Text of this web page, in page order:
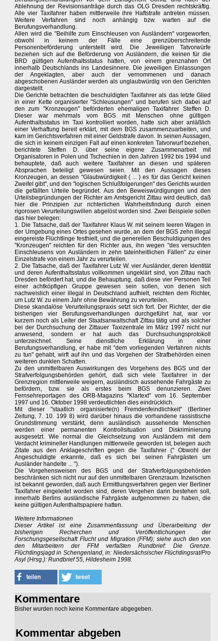
Ablehnung der Revisionsanträge durch das OLG Dresden rechtskräftig.
Alle vier Taxifahrer haben mittlerweile ihre Haftstrafe antreten müssen.
Weitere Verfahren sind noch anhängig bzw. warten auf die
Berufungsverhandlung.
Allen wird die "Beihilfe zum Einschleusen von Ausländern" vorgeworfen,
obwohl in keinem der Fälle eine grenzüberschreitende
Personenbeförderung unterstellt wird. Die Jeweiligen Tatvorwürfe
beziehen sich auf die Beförderung von Ausländern, die keinen für die
BRD gültigen Aufenthaltsstatus hatten, von einem grenznahen Ort
innerhalb Deutschlands ins Landesinnere. Die jeweiligen Einlassungen
der Angeklagten, aber auch der vernommenen und danach
abgeschobenen Ausländer werden als unglaubwürdig von den Gerichten
dargestellt.
Die Gerichte betrachten die beschuldigten Taxifahrer als das letzte Glied
in einer Kette organisierter "Schleusungen" und berufen sich dabei auf
den zum "Kronzeugen" beförderten ehemaligen Taxifahrer Steffen D.
Dieser war mehrmals vom BGS mit Menschen ohne gültigen
Aufenthaltsstatus im Taxi kontrolliert worden, hatte sich aber anläßlich
einer Verhaftung bereit erklärt, mit dem BGS zusammenzuarbeiten, und
kam im Gerichtsverfahren mit einer Geldstrafe davon. In seinen Aussagen,
die sich in keinem einzigen Fall auf einen konkreten Tatvorwurf beziehen,
berichtete Steffen D. über seine eigene Zusammenarbeit mit
Organisatoren in Polen und Tschechien in den Jahren 1992 bis 1994 und
behauptete, daß auch weitere Taxifahrer an diesen und späteren
Absprachen beteiligt gewesen seien. Mit den Aussagen dieses
Kronzeugen, an dessen "Glaubwürdigkeit ( ... ) es für das Gericht keinen
Zweifel gibt", und den "logischen Schlußfolgerungen" des Gerichts wurden
die gefällten Urteile begründet. Aus den Beweiswürdigungen und den
Urteilsbegründungen der Richter am Amtsgericht Zittau wird deutlich, daß
hier die Prinzipien zur richterlichen Wahrheitsfindung durch einen
rigorosen Verurteilungswillen abgelöst worden sind. Zwei Beispiele sollen
das hier belegen:
1. Die Tatsache, daß der Taxifahrer Klaus W. mit seinem leeren Wagen in
der Umgebung eines Ortes gesehen wurde, an dem der BGS zehn illegal
eingereiste Flüchtlinge festhielt, und die generellen Beschuldigungen des
"Kronzeugen" reichten für den Richter aus, ihn wegen "des versuchten
Einschleusens von Ausländern in zehn tateinheitlichen Fällen" zu einer
Einzelstrafe von einem Jahr zu verurteilen.
2. Die Tatsache, daß der Taxifahrer Lutz W. vier Ausländer, deren Identität
und deren Aufenthaltsstatus vollkommen ungeklärt sind, von Zittau nach
Dresden befördert hat, und die Behauptung, daß diese vier Personen Teil
einer achtköpfigen Gruppe gewesen sein sollen, von denen sich
nachweislich einer illegal in Deutschland aufhielt, reichten dem Richter,
um Lutz W. zu einem Jahr ohne Bewährung zu verurteilen.
Diese skandalöse Verurteilungspraxis setzt sich fort. Der Richter, der die
bisherigen vier Berufungsverhandlungen durchgeführt hat, war vor
kurzem noch als Leiter der Staatsanwaltschaft Zittau tätig und als solcher
bei der Durchsuchung der Zittauer Taxizentrale im März 1997 nicht nur
anwesend, sondern er hat auch das Durchsuchungsprotokoll
unterzeichnet. Seine dienstliche Erklärung in einer
Berufungsverhandlung, er habe mit "dem vorliegenden Verfahren nichts
zu tun" gehabt, wirft auf ihn und das Vorgehen der Strafbehörden einen
weiteren dunklen Schatten.
Zu den unmittelbaren Auswirkungen des Vorgehens des BGS und der
Strafverfolgungsbehörden gehört, daß sich viele Taxifahrer in der
Grenzregion mittlerweile weigern, ausländisch aussehende Fahrgäste zu
befördern, bzw. sie als erstes beim BGS denunzieren. Zwei
Fernsehreportagen des ORB-Magazins "Klartext" vom 16. September
1997 und 16. Oktober 1998 verdeutlichten dies eindrücklich.
Mit dieser "staatlich organisierte(n) Fremdenfeindlichkeit" (Berliner
Zeitung, 7. 10. 199 8) wird darüber hinaus die vorhandene rassistische
Grundstimmung verstärkt, denn ausländisch aussehende Menschen
werden einer permanenten Kontrollsituation und Diskriminierung
ausgesetzt. Wie normal die Gleichsetzung von Ausländern mit dem
Verdacht krimineller Handlungen mittlerweile geworden ist, belegen auch
Zitate aus den Anklageschriften gegen die Taxifahrer (" Obwohl der
Angeschuldigte erkannte, daß es sich bei seinen Fahrgästen um
Ausländer handelte ... ").
Die Vorgehensweisen des BGS und der Strafverfolgungsbehörden
beschränken sich nicht nur auf den unmittelbaren Grenzraum. Inzwischen
ist bekannt geworden, daß auch Ermittlungsverfahren gegen vier Berliner
Taxifahrer eingeleitet worden sind, deren Vergehen darin bestehen soll,
innerhalb Berlins ausländische Fahrgäste aufgenommen zu haben, die
keine gültigen Aufenthaltspapiere hatten.
Weitere Informationen
Dieser Artikel ist eine Zusammenfassung und Überarbeitung der
bisherigen Recherchen und Veröffentlichungen der
Forschungsgesellschaft Flucht und Migration (FFM); siehe auch den von
den Mitarbeitern der FFM verfaßten Rundbrief: Die Grenze.
Flüchtlingsjagd in Schengenland, in: Niedersächsischer Flüchtlingsrat/Pro
Asyl (Hrsg.): Rundbrief 55, Hildesheim 1998.
Kommentare
Bisher wurden noch keine Kommentare abgegeben.
Kommentar abgeben